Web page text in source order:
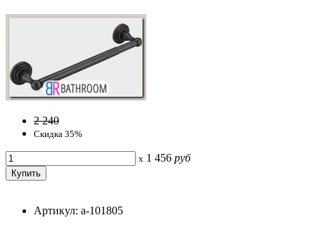
2 240
Скидка 35%
x 1 456 руб
Артикул: a-101805